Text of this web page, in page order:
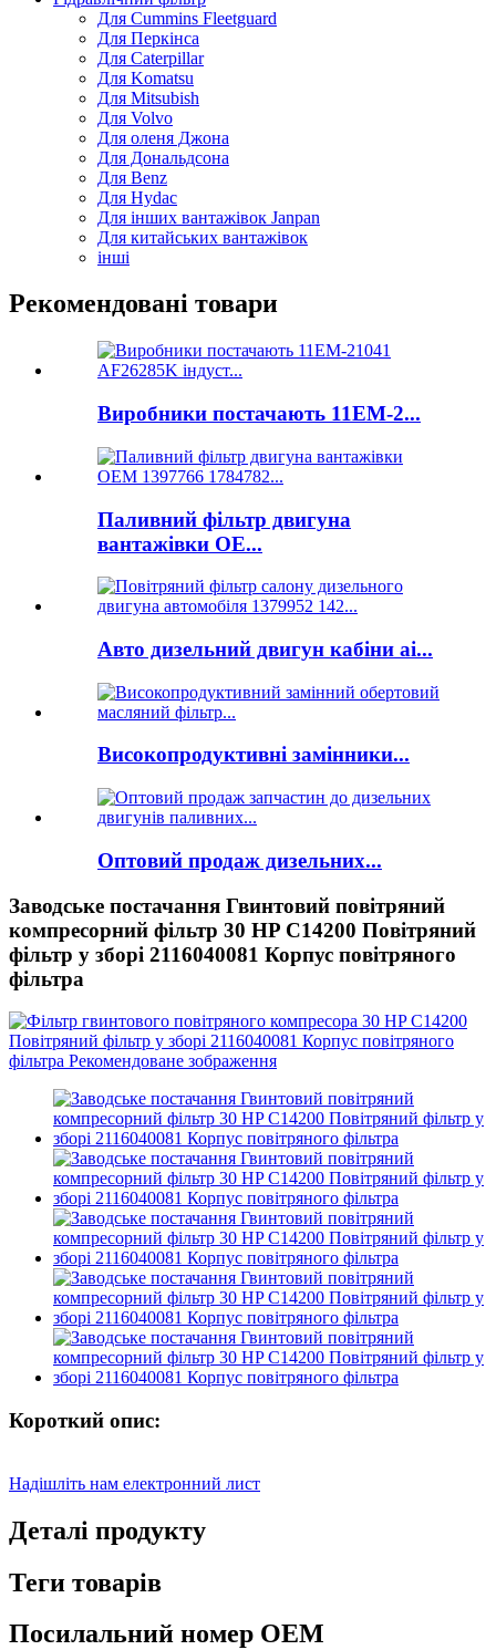
Для Cummins Fleetguard
Для Перкінса
Для Caterpillar
Для Komatsu
Для Mitsubish
Для Volvo
Для оленя Джона
Для Дональдсона
Для Benz
Для Hydac
Для інших вантажівок Janpan
Для китайських вантажівок
інші
Рекомендовані товари
Виробники постачають 11ЕМ-2...
Паливний фільтр двигуна
вантажівки OE...
Авто дизельний двигун кабіни ai...
Високопродуктивні замінники...
Оптовий продаж дизельних...
Заводське постачання Гвинтовий повітряний
компресорний фільтр 30 HP C14200 Повітряний
фільтр у зборі 2116040081 Корпус повітряного
фільтра
Короткий опис:
Надішліть нам електронний лист
Деталі продукту
Теги товарів
Посилальний номер OEM